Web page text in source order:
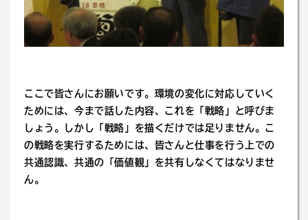
ここで皆さんにお願いです。環境の変化に対応していく
ためには、今まで話した内容、これを「戦略」と呼びま
しょう。しかし「戦略」を描くだけでは足りません。こ
の戦略を実行するためには、皆さんと仕事を行う上での
共通認識、共通の「価値観」を共有しなくてはなりませ
ん。